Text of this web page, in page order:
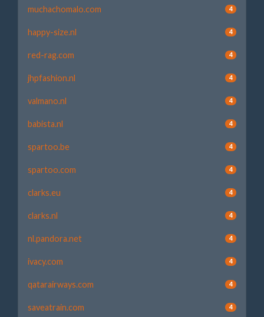
muchachomalo.com 4
happy-size.nl 4
red-rag.com 4
jhpfashion.nl 4
valmano.nl 4
babista.nl 4
spartoo.be 4
spartoo.com 4
clarks.eu 4
clarks.nl 4
nl.pandora.net 4
ivacy.com 4
qatarairways.com 4
saveatrain.com 4